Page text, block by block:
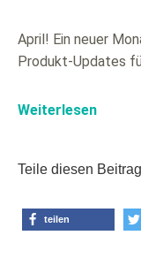
April! Ein neuer
Produkt-Updates
Weiterlesen
Teile diesen Beitrag
teilen